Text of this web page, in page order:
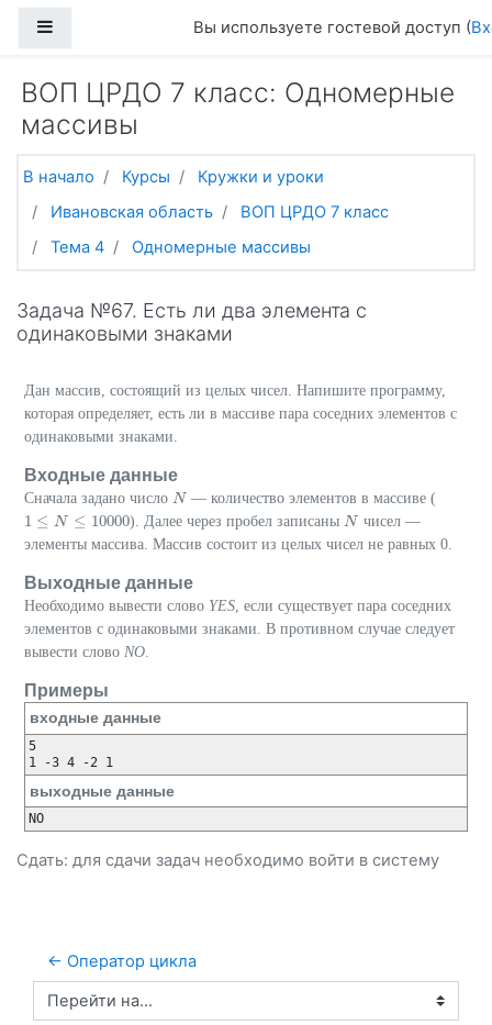
Вы используете гостевой доступ (
ВОП ЦРДО 7 класс: Одномерные
массивы
В начало Курсы
Кружки и уроки
Ивановская область
ВОП ЦРДО 7 класс
Тема 4
Одномерные массивы
Задача №67. Есть ли два элемента с
одинаковыми знаками
Дан массив, состоящий из целых чисел. Напишите программу,
которая определяет, есть ли в массиве пара соседних элементов с
одинаковыми знаками.
Входные данные
Сначала задано число N
N — количество элементов в массиве (
1 ≤ N ≤ 10000
1 ≤N ≤10000 ). Далее через пробел записаны N
N чисел —
элементы массива. Массив состоит из целых чисел не равных 0.
Выходные данные
Необходимо вывести слово YES , если существует пара соседних
элементов с одинаковыми знаками. В противном случае следует
вывести слово NO
Примеры
входные данные
5
выходные данные
Сдать: для сдачи задач необходимо войти в систему
← Оператор цикла
Перейти на...